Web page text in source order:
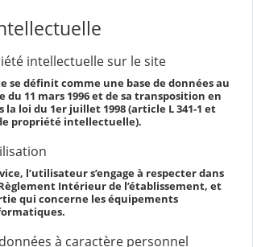
intellectuelle sur le site
se définit comme une base de données au
du 11 mars 1996 et de sa transposition en
loi du 1er juillet 1998 (article L 341-1 et
propriété intellectuelle).
l’utilisateur s’engage à respecter dans
Intérieur de l’établissement, et
qui concerne les équipements
à caractère personnel